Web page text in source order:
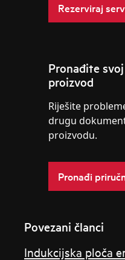
Rezerviraj
Pronađite
proizvod
Riješite
drugu
proizvodu.
Pronađi
Povezani članci
Indukcijska ploča